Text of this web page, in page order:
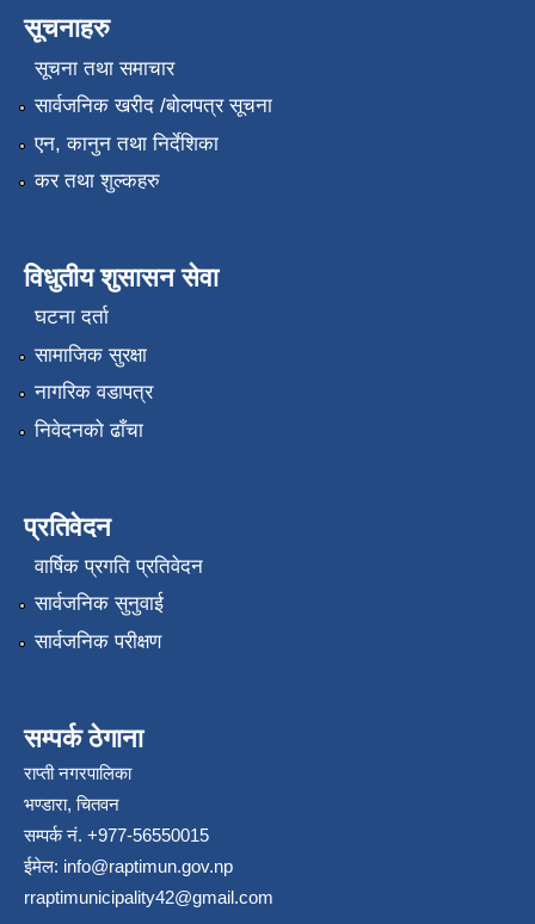
सूचनाहरु
सूचना तथा समाचार
सार्वजनिक खरीद /बोलपत्र सूचना
एन, कानुन तथा निर्देशिका
कर तथा शुल्कहरु
विधुतीय शुसासन सेवा
घटना दर्ता
सामाजिक सुरक्षा
नागरिक वडापत्र
निवेदनको ढाँचा
प्रतिवेदन
वार्षिक प्रगति प्रतिवेदन
सार्वजनिक सुनुवाई
सार्वजनिक परीक्षण
सम्पर्क ठेगाना
राप्ती नगरपालिका
भण्डारा, चितवन
सम्पर्क नं. +977-56550015
ईमेल: info@raptimun.gov.np
rraptimunicipality42@gmail.com